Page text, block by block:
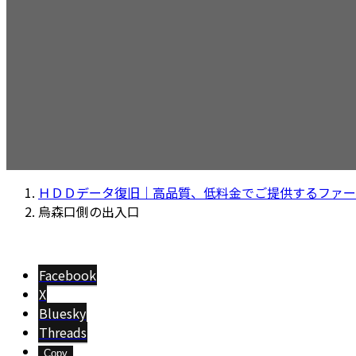
ＨＤＤデータ復旧｜高品質、低料金でご提供するファ
烏森口側の出入口
Facebook
X
Bluesky
Threads
Copy